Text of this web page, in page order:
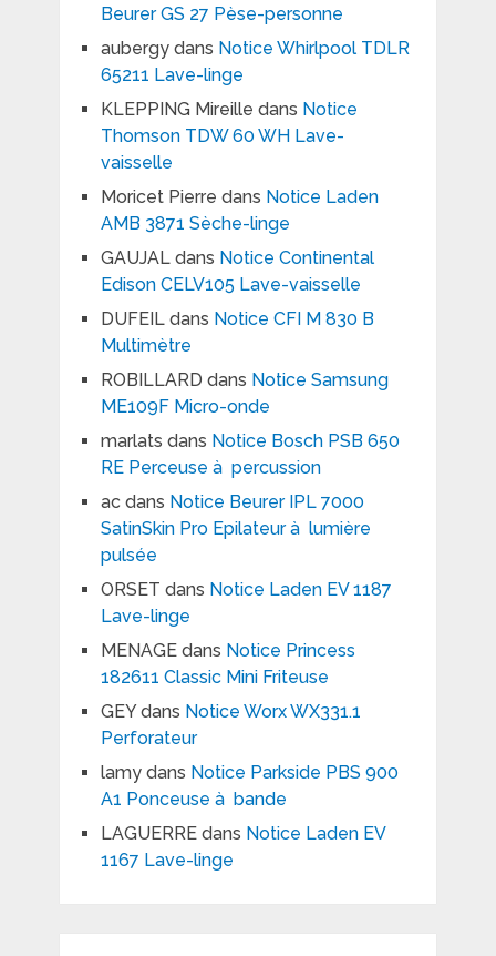
Beurer GS 27 Pèse-personne
aubergydans Notice Whirlpool TDLR
65211 Lave-linge
KLEPPING Mireille dans Notice
Thomson TDW 60 WH Lave-
vaisselle
Moricet Pierre dans Notice Laden
AMB 3871 Sèche-linge
GAUJALdans Notice Continental
Edison CELV105 Lave-vaisselle
DUFEILdans Notice CFI M 830 B
Multimètre
ROBILLARD dans Notice Samsung
ME109F Micro-onde
marlats dans Notice Bosch PSB 650
RE Perceuse à percussion
acdans Notice Beurer IPL 7000
SatinSkin Pro Epilateur à lumière
pulsée
ORSET dans Notice Laden EV 1187
Lave-linge
MENAGEdans Notice Princess
182611 Classic Mini Friteuse
GEYdans Notice Worx WX331.1
Perforateur
lamydans Notice Parkside PBS 900
A1 Ponceuse à bande
LAGUERREdans Notice Laden EV
1167 Lave-linge